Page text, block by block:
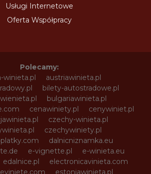
Usługi Internetowe
Oferta Współpracy
Polecamy:
winieta.pl
austriawinieta.pl
bilety-autostradowe.pl
bulgariawinieta.pl
cenawiniety.pl
cenywiniet.pl
czechy-winieta.pl
czechywiniety.pl
dalnicniznamka.eu
e-vignette.pl
e-winieta.eu
edalnice.pl
electronicavinieta.com
estoniawinieta.pl